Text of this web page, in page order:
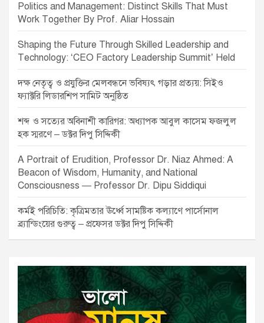
Politics and Management: Distinct Skills That Must
Work Together By Prof. Aliar Hossain
Shaping the Future Through Skilled Leadership and
Technology: ‘CEO Factory Leadership Summit’ Held
দক্ষ নেতৃত্ব ও প্রযুক্তির মেলবন্ধনে ভবিষ্যৎ গড়ার প্রত্যয়: সিইও
ফ্যাক্টরি লিডারশিপ সামিট অনুষ্ঠিত
শব্দ ও সত্যের অবিনাশী কারিগর: অধ্যাপক আবুল কাসেম ফজলুল
হক স্মরণে – ডক্টর দিপু সিদ্দিকী
A Portrait of Erudition, Professor Dr. Niaz Ahmed: A
Beacon of Wisdom, Humanity, and National
Consciousness — Professor Dr. Dipu Siddiqui
কর্মই পরিচিতি: কৃত্রিমতার ঊর্ধ্বে সামষ্টিক কল্যাণে পার্সোনাল
ব্র্যান্ডিংয়ের গুরুত্ব – প্রফেসর ডক্টর দিপু সিদ্দিকী